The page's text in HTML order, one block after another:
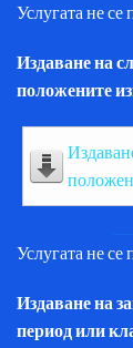
Услугата не се
Издаване на
положените
Услугата не се
Издаване на
период или